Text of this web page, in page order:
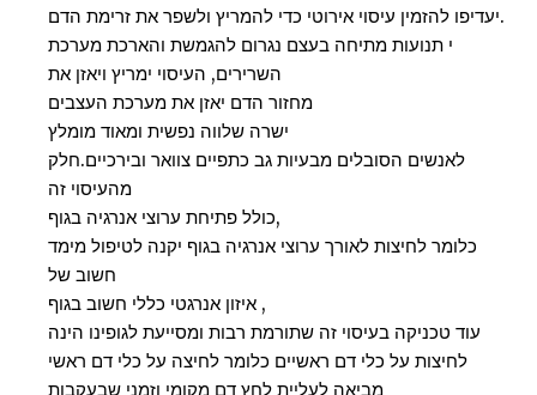
יעדיפו להזמין עיסוי אירוטי כדי להמריץ ולשפר את זרימת הדם.
י תנועות מתיחה בעצם נגרום להגמשת והארכת מערכת
השרירים, העיסוי ימריץ ויאזן את
מחזור הדם יאזן את מערכת העצבים
ישרה שלווה נפשית ומאוד מומלץ
לאנשים הסובלים מבעיות גב כתפיים צוואר ובירכיים.חלק
מהעיסוי זה
כולל פתיחת ערוצי אנרגיה בגוף,
כלומר לחיצות לאורך ערוצי אנרגיה בגוף יקנה לטיפול מימד
חשוב של
איזון אנרגטי כללי חשוב בגוף ,
עוד טכניקה בעיסוי זה שתורמת רבות ומסייעת לגופינו הינה
לחיצות על כלי דם ראשיים כלומר לחיצה על כלי דם ראשי
מביאה לעליית לחץ דם מקומי וזמני שבעקבות